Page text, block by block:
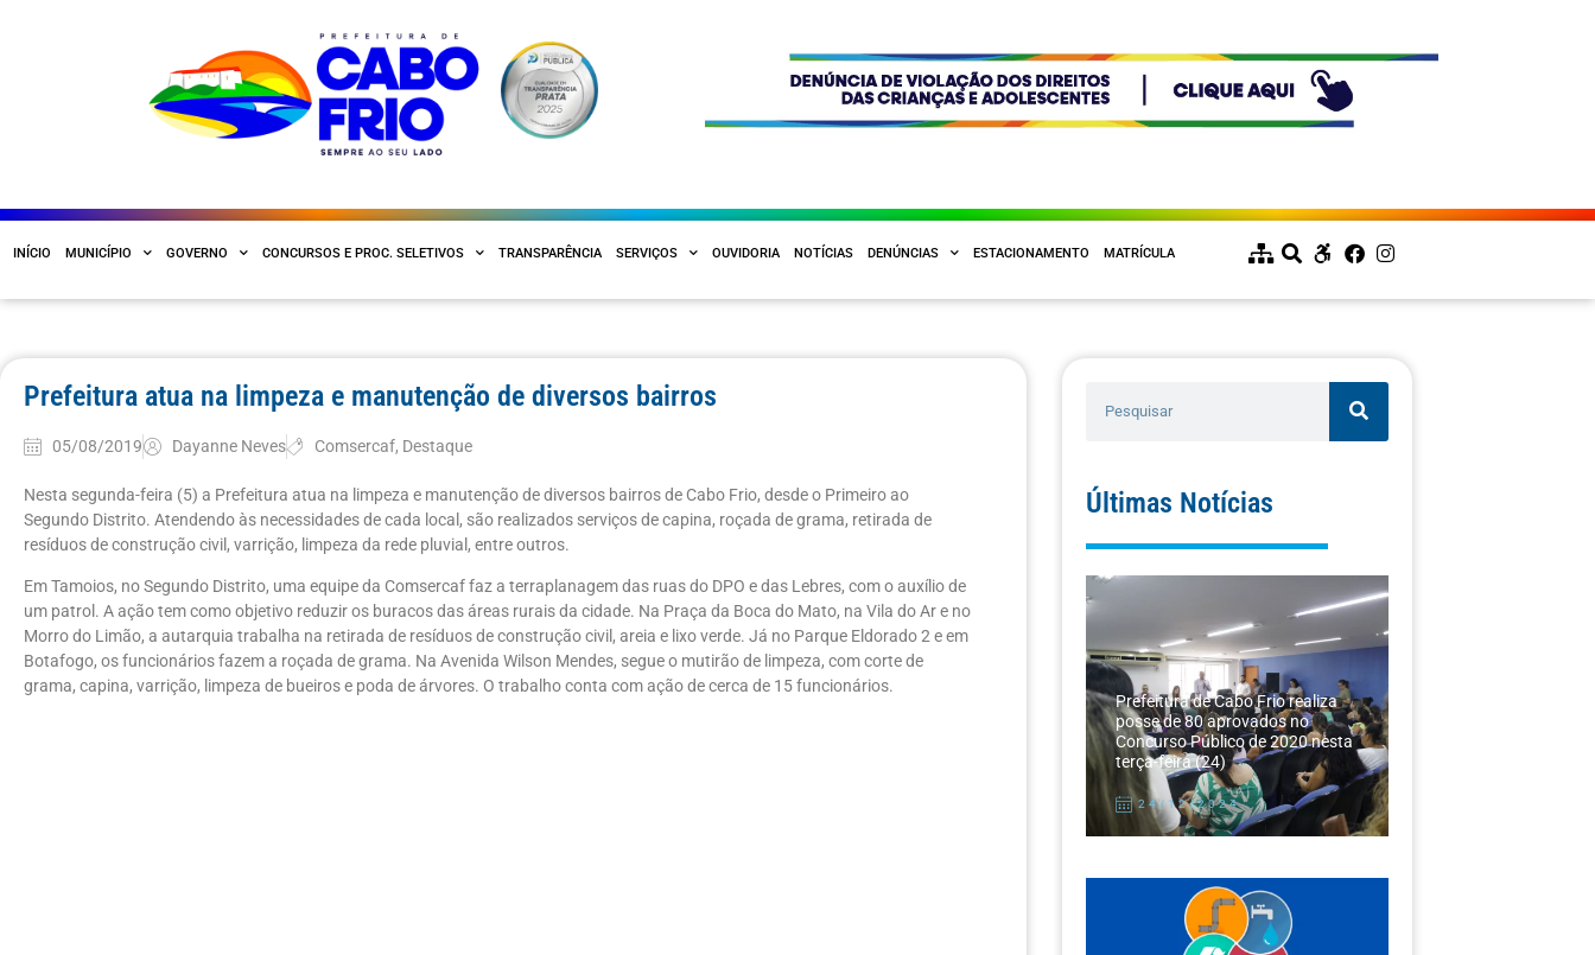
INÍCIO MUNICÍPIO GOVERNO CONCURSOS E PROC. SELETIVOS TRANSPARÊNCIA SERVIÇOS OUVIDORIA NOTÍCIAS DENÚNCIAS ESTACIONAMENTO MATRÍCULA
Prefeitura atua na limpeza e manutenção de diversos bairros
05/08/2019 Dayanne Neves Comsercaf, Destaque
Nesta segunda-feira (5) a Prefeitura atua na limpeza e manutenção de diversos bairros de Cabo Frio, desde o Primeiro ao
Segundo Distrito. Atendendo às necessidades de cada local, são realizados serviços de capina, roçada de grama, retirada de
resíduos de construção civil, varrição, limpeza da rede pluvial, entre outros.
Em Tamoios, no Segundo Distrito, uma equipe da Comsercaf faz a terraplanagem das ruas do DPO e das Lebres, com o auxílio de
um patrol. A ação tem como objetivo reduzir os buracos das áreas rurais da cidade. Na Praça da Boca do Mato, na Vila do Ar e no
Morro do Limão, a autarquia trabalha na retirada de resíduos de construção civil, areia e lixo verde. Já no Parque Eldorado 2 e em
Botafogo, os funcionários fazem a roçada de grama. Na Avenida Wilson Mendes, segue o mutirão de limpeza, com corte de
grama, capina, varrição, limpeza de bueiros e poda de árvores. O trabalho conta com ação de cerca de 15 funcionários.
Últimas Notícias
Prefeitura de Cabo Frio realiza
posse de 80 aprovados no
Concurso Público de 2020 nesta
terça-feira (24)
24/12/2024